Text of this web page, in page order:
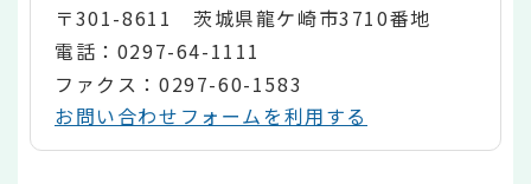
〒301-8611 茨城県龍ケ崎市3710番地
電話：0297-64-1111
ファクス：0297-60-1583
お問い合わせフォームを利用する